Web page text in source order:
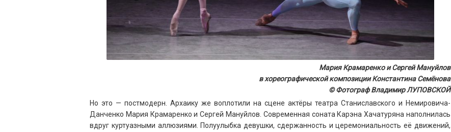
Мария Крамаренко и Сергей Мануйлов
в хореографической композиции Константина Семёнова
© Фотограф Владимир ЛУПОВСКОЙ
Но это — постмодерн. Архаику же воплотили на сцене актёры театра Станиславского и Немировича-
Данченко Мария Крамаренко и Сергей Мануйлов. Современная соната Карэна Хачатуряна наполнилась
вдруг куртуазными аллюзиями. Полуулыбка девушки, сдержанность и церемониальность её движений,